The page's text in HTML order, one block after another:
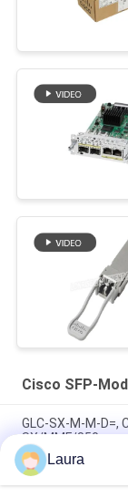
Cisco SFP-
GLC-SX-M-M-D=,
SX/MMF/850 nm
SFP-25G-SR-S=,
Anschluss, MMF
Laura